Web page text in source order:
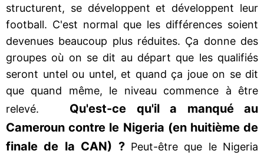
structurent, se développent et développent leur
football. C'est normal que les différences soient
devenues beaucoup plus réduites. Ça donne des
groupes où on se dit au départ que les qualifiés
seront untel ou untel, et quand ça joue on se dit
que quand même, le niveau commence à être
relevé. Qu'est-ce qu'il a manqué au
Cameroun contre le Nigeria (en huitième de
finale de la CAN) ?Peut-être que le Nigeria